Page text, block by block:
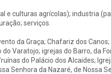
e culturas agrícolas); industria
serviços.
da Graça; Chafariz dos Canos;
Varatojo; igrejas do Barro, da
do Palácio dos Alcaides;
Senhora da Nazaré, de Nossa